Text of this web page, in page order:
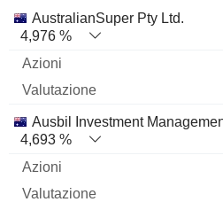
Nome Azioni % Valutazione
AustralianSuper Pty Ltd.
4,976 %
Ausbil Investment
4,693 %